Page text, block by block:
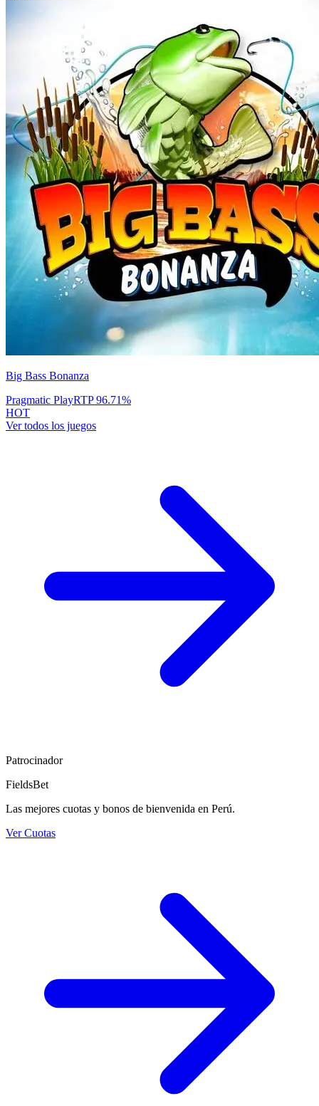
Big Bass Bonanza
Pragmatic PlayRTP96.71%
HOT
Ver todos los juegos
Patrocinador
FieldsBet
Las mejores cuotas y bonos de bienvenida en Perú.
Ver Cuotas